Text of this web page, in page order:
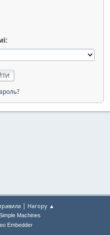
| Нагору ▲
Machines
Embedder